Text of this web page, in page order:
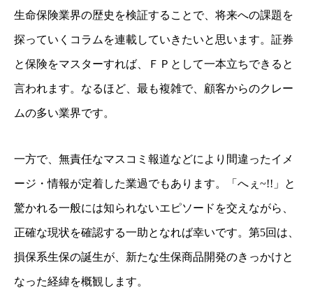
生命保険業界の歴史を検証することで、将来への課題を
探っていくコラムを連載していきたいと思います。 証券
と保険をマスターすれば、ＦＰとして一本立ちできると
言われます。 なるほど、最も複雑で、顧客からのクレー
ムの多い業界です。
一方で、無責任なマスコミ報道などにより間違ったイメ
ージ・情報が定着した業過でもあります。 「へぇ~!!」と
驚かれる一般には知られないエピソードを交えながら、
正確な現状を確認する一助となれば幸いです。 第5回は、
損保系生保の誕生が、新たな生保商品開発のきっかけと
なった経緯を概観します。